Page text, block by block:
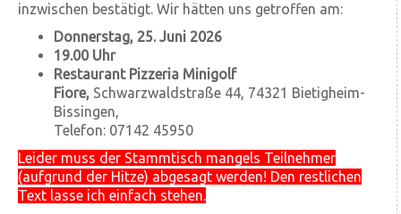
inzwischen bestätigt. Wir hätten uns getroffen am:
Donnerstag, 25. Juni 2026
19.00 Uhr
Restaurant Pizzeria Minigolf
Fiore, Schwarzwaldstraße 44, 74321 Bietigheim-
Bissingen,
Telefon: 07142 45950
Leider muss der Stammtisch mangels Teilnehmer
(aufgrund der Hitze) abgesagt werden! Den restlichen
Text lasse ich einfach stehen.